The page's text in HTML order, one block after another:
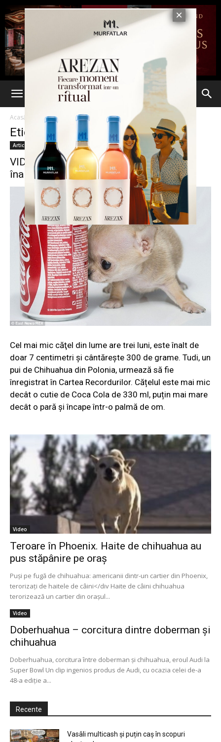
Acasă Etichete Chihuahua
Etichetă: chihuahua
Articole
VIDEO. Cel mai mic căţel din lume. Este
înalt de doar...
Cel mai mic căţel din lume are trei luni, este înalt de
doar 7 centimetri şi cântăreşte 300 de grame. Tudi, un
pui de Chihuahua din Polonia, urmează să fie
înregistrat în Cartea Recordurilor. Cățelul este mai mic
decât o cutie de Coca Cola de 330 ml, puțin mai mare
decât o pară și încape într-o palmă de om.
Video
Teroare în Phoenix. Haite de chihuahua au
pus stăpânire pe oraș
Puşi pe fugă de chihuahua: americanii dintr-un cartier din Phoenix,
terorizaţi de haitele de câini</div Haite de câini chihuahua
terorizează un cartier din oraşul...
Video
Doberhuahua – corcitura dintre doberman și
chihuahua
Doberhuahua, corcitura între doberman şi chihuahua, eroul Audi la
Super Bowl Un clip ingenios produs de Audi, cu ocazia celei de-a
48-a ediţie a...
Recente
Vasâli multicash și puțin caș în scopuri